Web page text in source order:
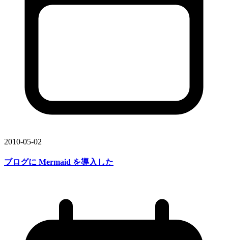
2010-05-02
ブログに Mermaid を導入した